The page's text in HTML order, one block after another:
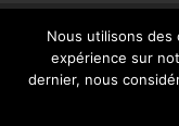
© 2026
WP
Nous utilisons des
expérience sur
dernier, nous